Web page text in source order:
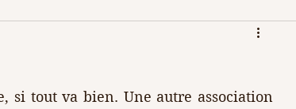
si tout va bien. Une autre association